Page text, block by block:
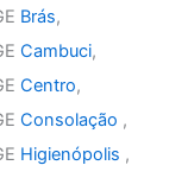
Brás,
Cambuci,
Centro,
Consolação ,
Higienópolis ,